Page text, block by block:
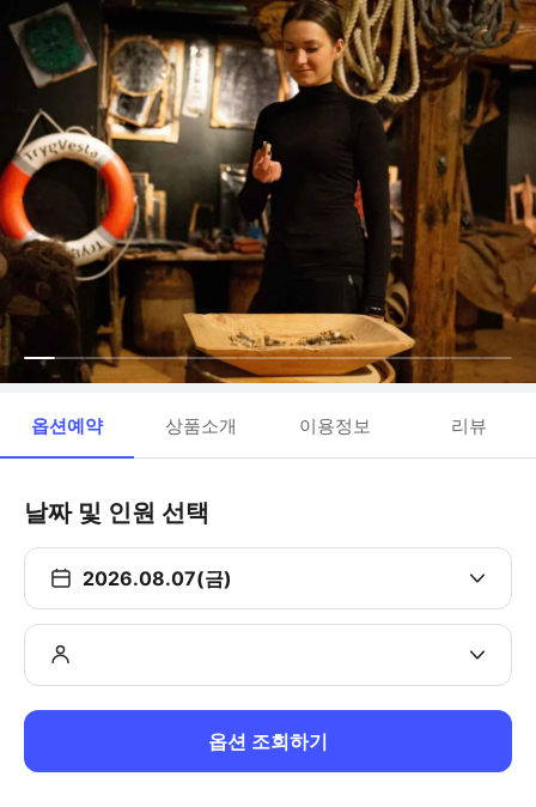
옵션예약 상품소개 이용정보 리뷰
날짜 및 인원 선택
2026.08.07(금)
옵션 조회하기